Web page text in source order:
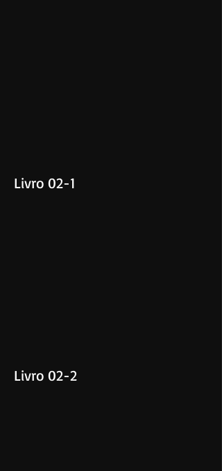
Livro 02-1
Livro 02-2